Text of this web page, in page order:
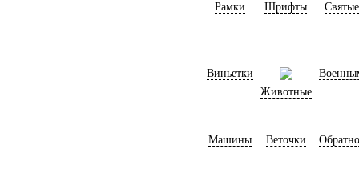
Рамки Шрифты Святые
Виньетки
Животные
Машины Веточки